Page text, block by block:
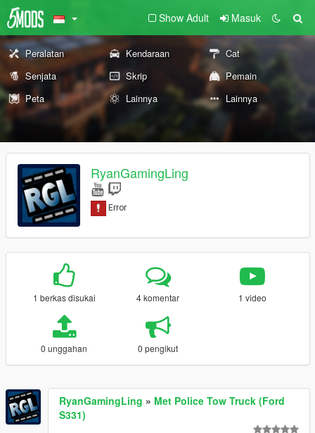
Show Adult Masuk
Peralatan Kendaraan
Cat
Senjata
Skrip
Pemain
Peta
Lainnya Lainnya
RyanGamingLing
1 berkas disukai 4 komentar 1 video
0 unggahan 0 pengikut
RyanGamingLing » Met Police Tow Truck (Ford
S331)